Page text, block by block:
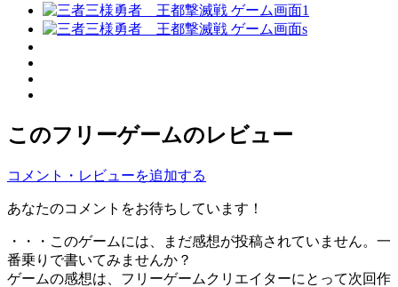
このフリーゲームのレビュー
コメント・レビューを追加する
あなたのコメントをお待ちしています！
・・・このゲームには、まだ感想が投稿されていません。一
番乗りで書いてみませんか？
ゲームの感想は、フリーゲームクリエイターにとって次回作